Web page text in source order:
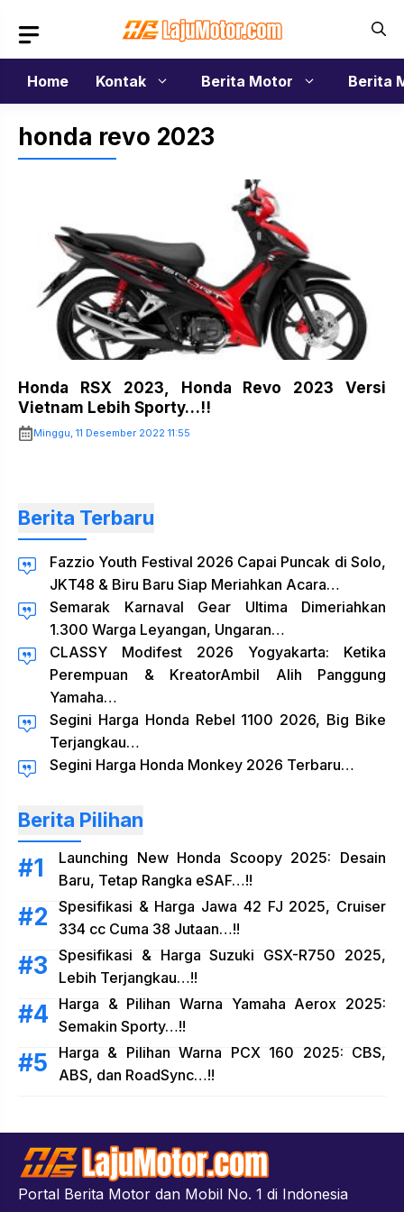
isi
Home
Kontak Berita Motor Berita
honda revo 2023
Honda RSX 2023, Honda Revo 2023 Versi
Vietnam Lebih Sporty…!!
Minggu, 11 Desember 2022 11:55
Berita Terbaru
Fazzio Youth Festival 2026 Capai Puncak di Solo,
JKT48 & Biru Baru Siap Meriahkan Acara…
Semarak Karnaval Gear Ultima Dimeriahkan
1.300 Warga Leyangan, Ungaran…
CLASSY Modifest 2026 Yogyakarta: Ketika
Perempuan & KreatorAmbil Alih Panggung
Yamaha…
Segini Harga Honda Rebel 1100 2026, Big Bike
Terjangkau…
Segini Harga Honda Monkey 2026 Terbaru…
Berita Pilihan
Launching New Honda Scoopy 2025: Desain
Baru, Tetap Rangka eSAF…!!
Spesifikasi & Harga Jawa 42 FJ 2025, Cruiser
334 cc Cuma 38 Jutaan…!!
Spesifikasi & Harga Suzuki GSX-R750 2025,
Lebih Terjangkau…!!
Harga & Pilihan Warna Yamaha Aerox 2025:
Semakin Sporty…!!
Harga & Pilihan Warna PCX 160 2025: CBS,
ABS, dan RoadSync…!!
Portal Berita Motor dan Mobil No. 1 di Indonesia